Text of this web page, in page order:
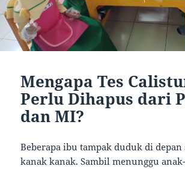
Mengapa Tes
Perlu Dihapus dari
dan MI?
Beberapa ibu tampak duduk di depan
kanak kanak. Sambil menunggu